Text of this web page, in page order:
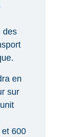
des
en
sur
et 600